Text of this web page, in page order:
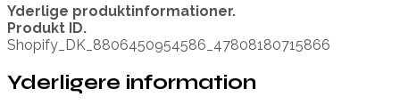
Yderlige produktinformationer.
Produkt ID.
Shopify_DK_8806450954586_47808180715866
Yderligere information